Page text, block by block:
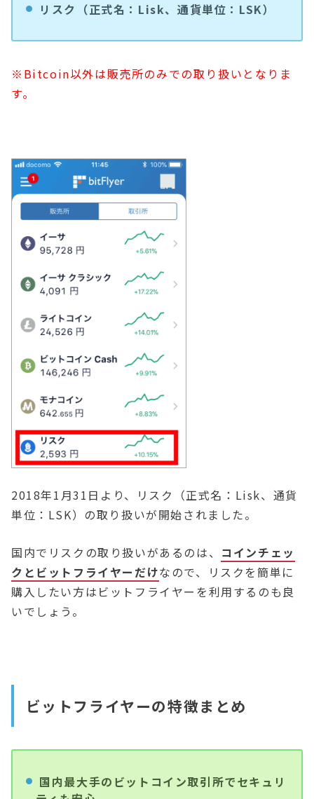
リスク（正式名：Lisk、通貨単位：LSK）
※Bitcoin以外は販売所のみでの取り扱いとなりま
す。
2018年1月31日より、リスク（正式名：Lisk、通貨
単位：LSK）の取り扱いが開始されました。
国内でリスクの取り扱いがあるのは、 コインチェッ
クとビットフライヤーだけなので、リスクを簡単に
購入したい方はビットフライヤーを利用するのも良
いでしょう。
ビットフライヤーの特徴まとめ
国内最大手のビットコイン取引所でセキュリ